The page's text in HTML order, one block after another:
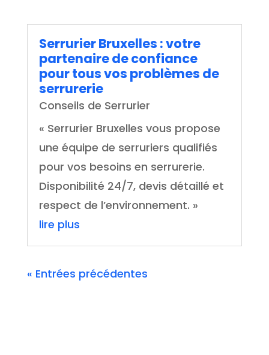
Serrurier Bruxelles : votre
partenaire de confiance
pour tous vos problèmes de
serrurerie
Conseils de Serrurier
« Serrurier Bruxelles vous propose
une équipe de serruriers qualifiés
pour vos besoins en serrurerie.
Disponibilité 24/7, devis détaillé et
respect de l’environnement. »
lire plus
« Entrées précédentes